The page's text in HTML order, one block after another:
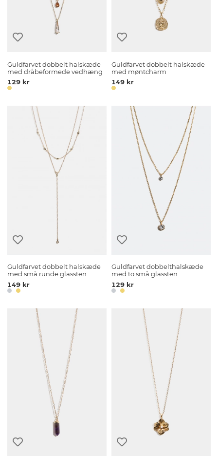
Guldfarvet dobbelt halskæde
med dråbeformede vedhæng
129 kr
Guldfarvet dobbelt halskæde
med møntcharm
149 kr
Guldfarvet dobbelt halskæde
med små runde glassten
149 kr
Guldfarvet dobbelthalskæde
med to små glassten
129 kr